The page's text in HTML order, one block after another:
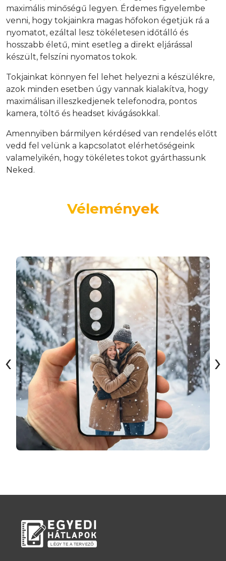
maximális minőségű legyen. Érdemes figyelembe
venni, hogy tokjainkra magas hőfokon égetjük rá a
nyomatot, ezáltal lesz tökéletesen időtálló és
hosszabb életű, mint esetleg a direkt eljárással
készült, felszíni nyomatos tokok.
Tokjainkat könnyen fel lehet helyezni a készülékre,
azok minden esetben úgy vannak kialakítva, hogy
maximálisan illeszkedjenek telefonodra, pontos
kamera, töltő és headset kivágásokkal.
Amennyiben bármilyen kérdésed van rendelés előtt
vedd fel velünk a kapcsolatot elérhetőségeink
valamelyikén, hogy tökéletes tokot gyárthassunk
Neked.
Vélemények
‹ ›